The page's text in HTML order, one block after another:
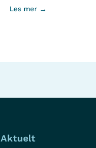
Les mer →
Aktuelt